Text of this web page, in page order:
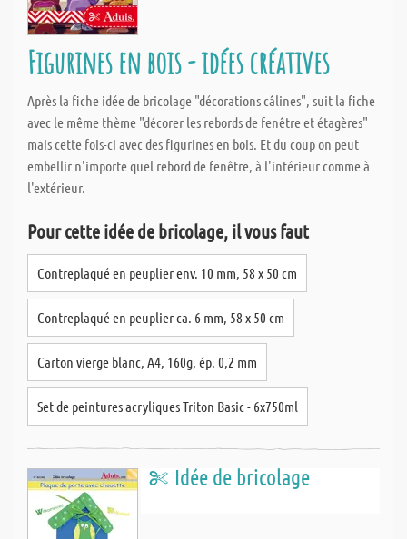
Figurines en bois - idées créatives
Après la fiche idée de bricolage "décorations câlines", suit la fiche
avec le même thème "décorer les rebords de fenêtre et étagères"
mais cette fois-ci avec des figurines en bois. Et du coup on peut
embellir n'importe quel rebord de fenêtre, à l'intérieur comme à
l'extérieur.
Pour cette idée de bricolage, il vous faut
Contreplaqué en peuplier env. 10 mm, 58 x 50 cm
Contreplaqué en peuplier ca. 6 mm, 58 x 50 cm
Carton vierge blanc, A4, 160g, ép. 0,2 mm
Set de peintures acryliques Triton Basic - 6x750ml
Idée de bricolage